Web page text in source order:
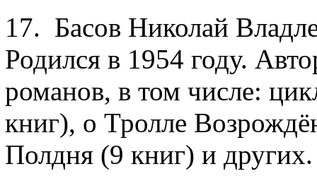
17. Басов Николай
Родился в 1954 году.
романов, в том числе:
книг), о Тролле
Полдня (9 книг) и